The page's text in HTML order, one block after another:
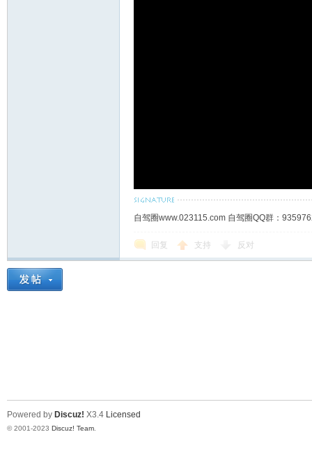
自驾圈www.023115.com 自驾圈QQ群：
回复 支持 反对
Powered by Discuz! X3.4 Licensed
© 2001-2023 Discuz! Team